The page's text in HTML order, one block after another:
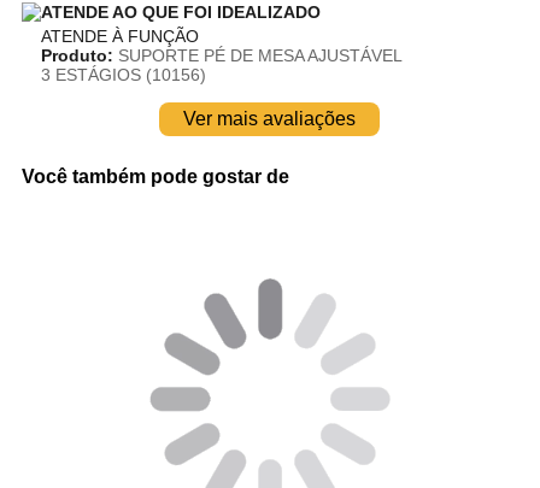
ATENDE AO QUE FOI IDEALIZADO
ATENDE À FUNÇÃO
Produto: SUPORTE PÉ DE MESA AJUSTÁVEL
3 ESTÁGIOS (10156)
Ver mais avaliações
Você também pode gostar de